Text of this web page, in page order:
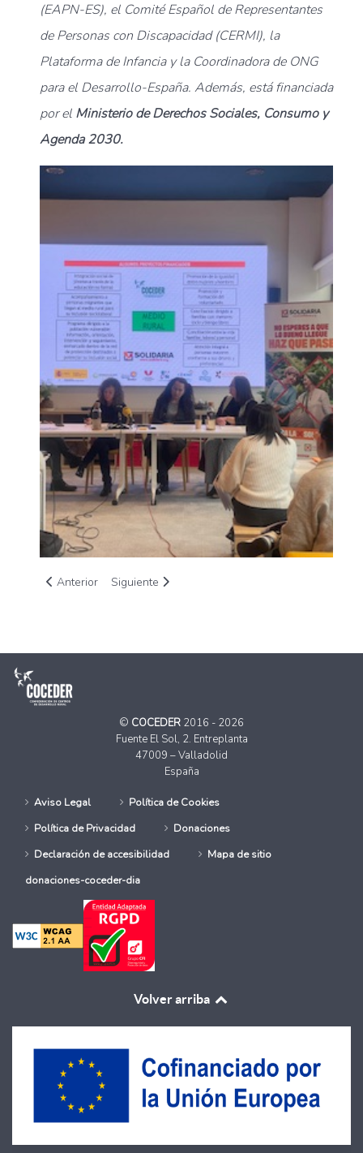
(EAPN-ES), el Comité Español de Representantes
de Personas con Discapacidad (CERMI), la
Plataforma de Infancia y la Coordinadora de ONG
para el Desarrollo-España. Además, está financiada
por el Ministerio de Derechos Sociales, Consumo y
Agenda 2030.
Artículo anterior: Expertos se reunieron en Verín para
Anterior Artículo siguiente: Barreras burocráticas en el
Siguiente
© COCEDER 2016 - 2026
Fuente El Sol, 2. Entreplanta
47009 – Valladolid
España
Aviso Legal
Política de Cookies
Política de Privacidad
Donaciones
Declaración de accesibilidad
Mapa de sitio
donaciones-coceder-dia
Volver arriba